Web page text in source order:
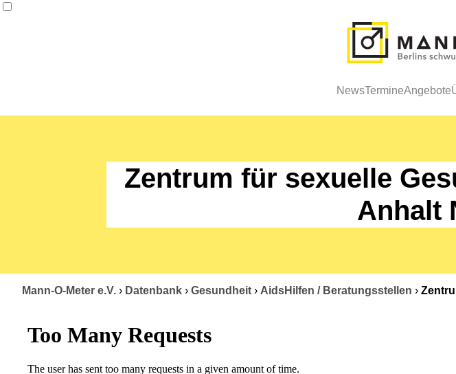
NewsTermineAngebote
Zentrum für sexuelle
Anhalt
Mann-O-Meter e.V. › Datenbank › Gesundheit › AidsHilfen / Beratungsstellen ›